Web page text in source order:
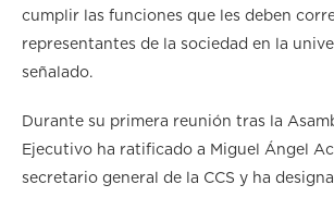
cumplir las funciones que les deben
representantes de la sociedad en la
señalado.
Durante su primera reunión tras la
Ejecutivo ha ratificado a Miguel Ángel
secretario general de la CCS y ha